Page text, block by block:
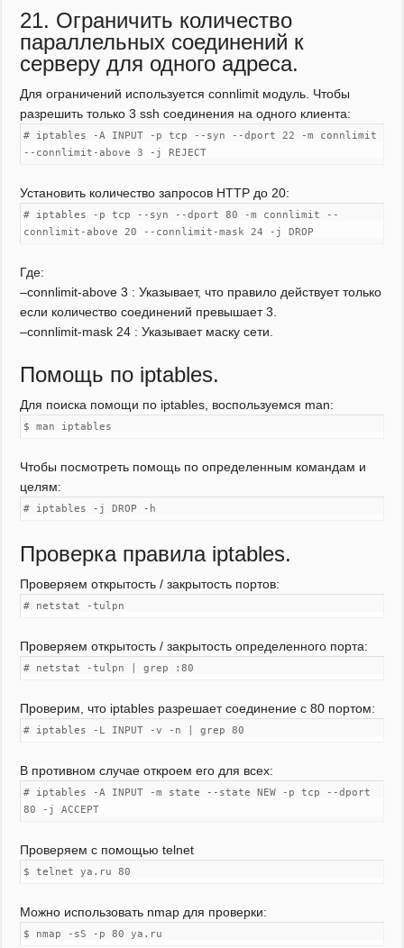
21. Ограничить количество
параллельных соединений к
серверу для одного адреса.
Для ограничений используется connlimit модуль. Чтобы
разрешить только 3 ssh соединения на одного клиента:
# iptables -A INPUT -p tcp --syn --dport 22 -m connlimit
--connlimit-above 3 -j REJECT
Установить количество запросов HTTP до 20:
# iptables -p tcp --syn --dport 80 -m connlimit --
connlimit-above 20 --connlimit-mask 24 -j DROP
Где:
–connlimit-above 3 : Указывает, что правило действует только
если количество соединений превышает 3.
–connlimit-mask 24 : Указывает маску сети.
Помощь по iptables.
Для поиска помощи по iptables, воспользуемся man:
$ man iptables
Чтобы посмотреть помощь по определенным командам и
целям:
# iptables -j DROP -h
Проверка правила iptables.
Проверяем открытость / закрытость портов:
# netstat -tulpn
Проверяем открытость / закрытость определенного порта:
# netstat -tulpn | grep :80
Проверим, что iptables разрешает соединение с 80 портом:
# iptables -L INPUT -v -n | grep 80
В противном случае откроем его для всех:
# iptables -A INPUT -m state --state NEW -p tcp --dport
80 -j ACCEPT
Проверяем с помощью telnet
$ telnet ya.ru 80
Можно использовать nmap для проверки:
$ nmap -sS -p 80 ya.ru